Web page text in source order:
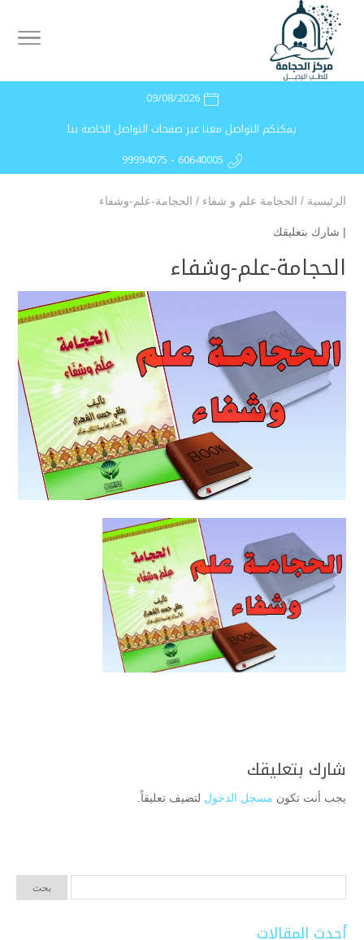
09/08/2026
يمكنكم التواصل معنا عبر صفحات التواصل الخاصة بنا
99994075 - 60640005
الرئيسية / الحجامة علم و شفاء / الحجامة-علم-وشفاء
| شارك بتعليقك
الحجامة-علم-وشفاء
شارك بتعليقك
يجب أنت تكون مسجل الدخول لتضيف تعليقاً.
أحدث المقالات